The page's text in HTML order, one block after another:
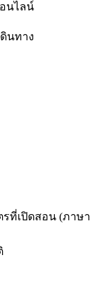
นไลน์
นทาง
ที่เปิดสอน (ภาษา